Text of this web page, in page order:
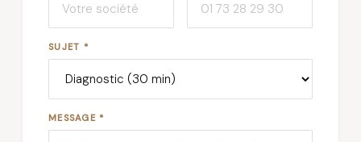
SUJET *
MESSAGE*